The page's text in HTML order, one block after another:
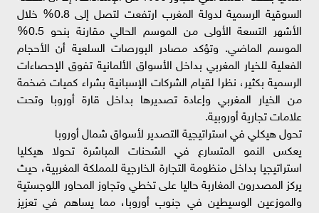
السوقية الرسمية لدولة المغرب ارتفعت لتصل إلى 0.8% خلال
الأشهر التسعة الأولى من الموسم الحالي مقارنة بنحو 0.5%
الموسم الماضي. وتؤكد مصادر البورصات السلعية أن الأحجام
الفعلية للخيار المغربي بداخل الأسواق الألمانية تفوق الإحصاءات
الرسمية بكثير، نظرا لقيام الشركات الإسبانية بشراء كميات ضخمة
من الخيار المغربي وإعادة تصديرها بداخل قارة أوروبا وتحت
علامات تجارية أوروبية.
تحول هيكلي في استراتيجية التصدير لأسواق شمال أوروبا
يعكس النمو المتسارع في الشحنات المباشرة تحولا هيكليا
استراتيجيا بداخل منظومة التجارة الخارجية للمملكة المغربية، حيث
يركز المصدرون المغاربة حاليا على تخطي وتجاوز المحاور اللوجستية
والموزعين الوسيطين في جنوب أوروبا، مما يساهم في تعزيز